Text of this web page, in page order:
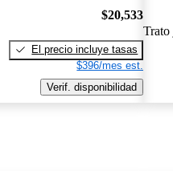
$20,533
El precio incluye tasas
$396/mes est.
Verif. disponibilidad
Trato